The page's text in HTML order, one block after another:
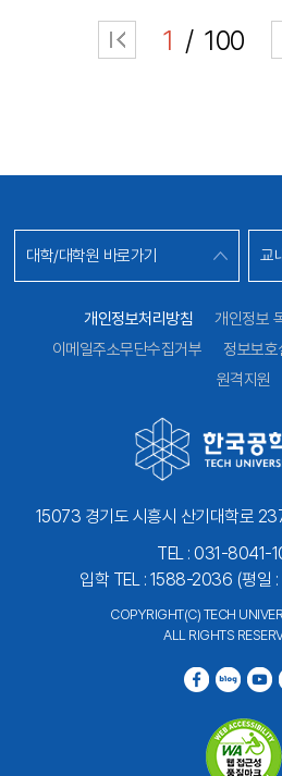
1 100
대학/대학원 바로가기 교
개인정보처리방침
개인정보
이메일주소무단수집거부
정보보호
원격지원
15073 경기도 시흥시 산기대학로
TEL : 031-8041-
입학 TEL : 1588-2036 (평일
COPYRIGHT(C) TECH
ALL RIGHTS